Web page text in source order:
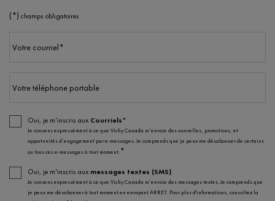
(*) champs obligatoires
Votre courriel*
Votre téléphone portable
Oui, je m’inscris aux Courriels*
Je consens expressément à ce que Vichy Canada m’envoie des nouvelles, promotions, et
opportunités d’engagement par e-messages. Je comprends que je peux me désabonner de certains
ou tous ces e-messages à tout moment.*
Oui, je m'inscris aux messages textes (SMS)
Je consens expressément à ce que Vichy Canada m’envoie des messages textes. Je comprends que
je peux me désabonner à tout moment en envoyant ARRET. Pour plus d'informations, consultez la